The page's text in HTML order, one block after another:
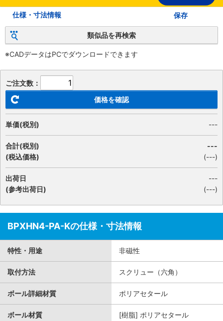
仕様・寸法情報 保存
類似品を再検索
※CADデータはPCでダウンロードできます
ご注文数：
価格を確認
単価(税別) ---
合計(税別)
(税込価格)
---
(---)
出荷日
(参考出荷日)
---
(---)
BPXHN4-PA-Kの仕様・寸法情報
特性・用途 非磁性
取付方法 スクリュー（六角）
ボール詳細材質 ポリアセタール
ボール材質 [樹脂] ポリアセタール